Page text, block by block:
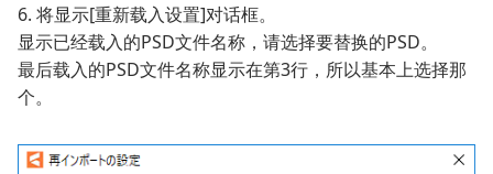
6. 将显示[重新载入设置]对话框。
显示已经载入的PSD文件名称，请选择要替换的PSD。
最后载入的PSD文件名称显示在第3行，所以基本上选择那
个。